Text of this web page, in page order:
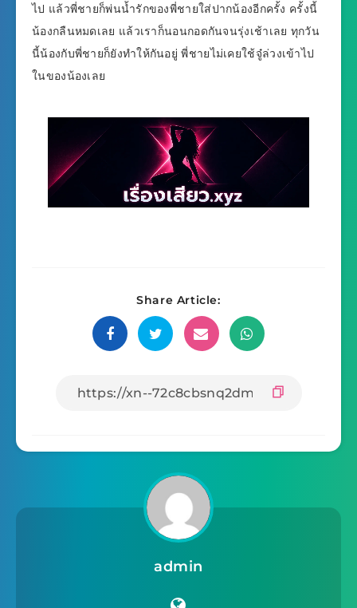
ไป แล้วพี่ชายก็พ่นน้ำรักของพี่ชายใส่ปากน้องอีกครั้ง ครั้งนี้
น้องกลืนหมดเลย แล้วเราก็นอนกอดกันจนรุ่งเช้าเลย ทุกวัน
นี้น้องกับพี่ชายก็ยังทำให้กันอยู่ พี่ชายไม่เคยใช้จู๋ล่วงเข้าไป
ในของน้องเลย
Share Article:
admin